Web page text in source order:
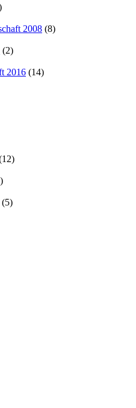
2008 (8)
(2)
2016 (14)
(5)